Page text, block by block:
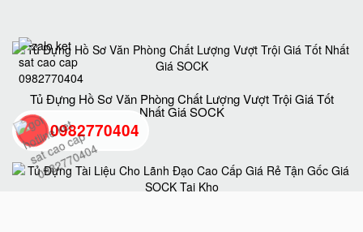
Tủ Đựng Hồ Sơ Văn Phòng Chất Lượng Vượt Trội Giá Tốt
Nhất Giá SOCK
0982770404
back